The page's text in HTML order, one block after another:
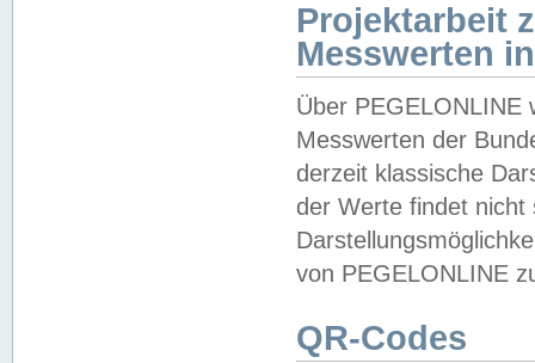
Projektarbeit
Messwerten
Über PEGELONLINE
Messwerten der
derzeit klassische
der Werte findet
von PEGELONLINE
QR-Codes